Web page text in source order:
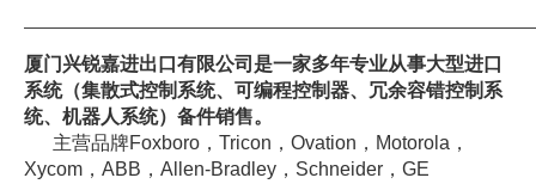
厦门兴锐嘉进出口有限公司是一家多年专业从事大型进口
系统（集散式控制系统、可编程控制器、冗余容错控制系
统、机器人系统）备件销售。
主营品牌Foxboro，Tricon，Ovation，Motorola，
Xycom，ABB，Allen-Bradley，Schneider，GE